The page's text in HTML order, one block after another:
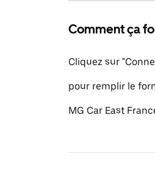
Comment ça
Cliquez sur
pour remplir le
MG Car East